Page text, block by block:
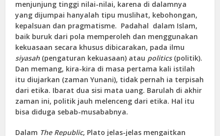
menjunjung tinggi nilai-nilai, karena di dalamnya
yang dijumpai hanyalah tipu muslihat, kebohongan,
kepalsuan dan pragmatisme. Padahal dalam Islam,
baik buruk dari pola memperoleh dan menggunakan
kekuasaan secara khusus dibicarakan, pada ilmu
siyasah (pengaturan kekuasaan) atau politics(politik).
Dan memang, kira-kira di masa pertama kali istilah
itu diujarkan (zaman Yunani), tidak pernah ia terpisah
dari etika. Ibarat dua sisi mata uang. Barulah di akhir
zaman ini, politik jauh melenceng dari etika. Hal itu
bisa diduga sebab-musababnya.
Dalam The Republic, Plato jelas-jelas mengaitkan